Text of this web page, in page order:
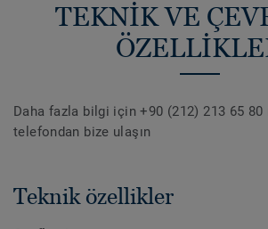
TEKNİK VE
Daha fazla bilgi için +90 (212) 213 65 80
telefondan bize ulaşın
Teknik özellikler